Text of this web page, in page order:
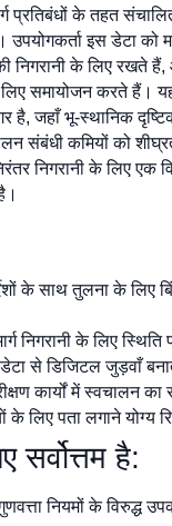
प्रतिबंधों के तहत
इस डेटा को
निगरानी के लिए रखते
लिए समायोजन करते हैं।
है, जहाँ भू-स्थानिक
संबंधी कमियों को
निगरानी के लिए एक
के साथ तुलना के लिए
निगरानी के लिए स्थिति
से डिजिटल जुड़वाँ
कार्यों में स्वचालन का
के लिए पता लगाने योग्य
है:
नियमों के विरुद्ध